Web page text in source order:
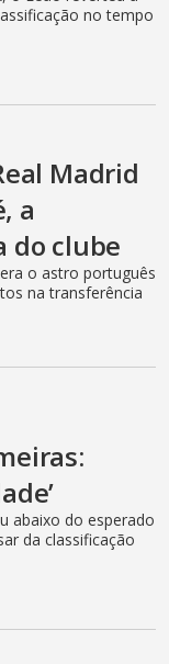
no tempo
Madrid
a
do clube
o astro português
na transferência
abaixo do esperado
da classificação